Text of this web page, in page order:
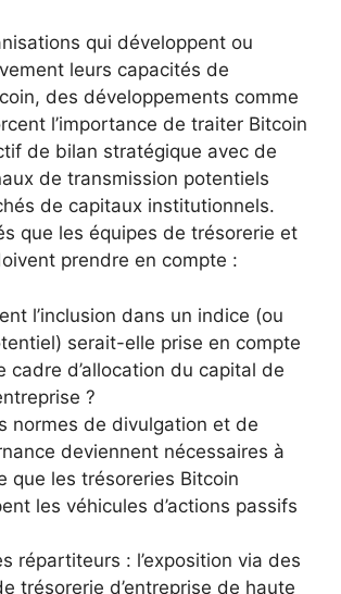
qui développent ou
leurs capacités de
des développements comme
l’importance de traiter Bitcoin
de bilan stratégique avec de
de transmission potentiels
de capitaux institutionnels.
que les équipes de trésorerie et
prendre en compte :
l’inclusion dans un indice (ou
serait-elle prise en compte
cadre d’allocation du capital de
?
normes de divulgation et de
deviennent nécessaires à
que les trésoreries Bitcoin
les véhicules d’actions passifs
répartiteurs : l’exposition via des
trésorerie d’entreprise de haute